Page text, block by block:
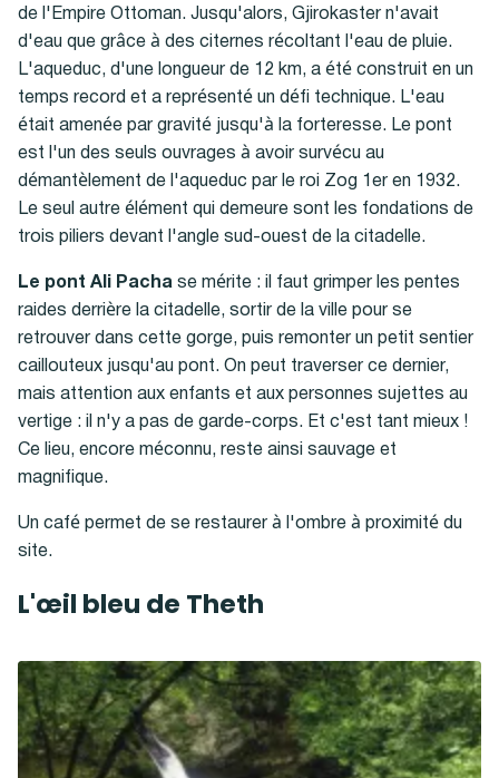
de l'Empire Ottoman. Jusqu'alors, Gjirokaster n'avait
d'eau que grâce à des citernes récoltant l'eau de pluie.
L'aqueduc, d'une longueur de 12 km, a été construit en un
temps record et a représenté un défi technique. L'eau
était amenée par gravité jusqu'à la forteresse. Le pont
est l'un des seuls ouvrages à avoir survécu au
démantèlement de l'aqueduc par le roi Zog 1er en 1932.
Le seul autre élément qui demeure sont les fondations de
trois piliers devant l'angle sud-ouest de la citadelle.
Le pont Ali Pacha se mérite : il faut grimper les pentes
raides derrière la citadelle, sortir de la ville pour se
retrouver dans cette gorge, puis remonter un petit sentier
caillouteux jusqu'au pont. On peut traverser ce dernier,
mais attention aux enfants et aux personnes sujettes au
vertige : il n'y a pas de garde-corps. Et c'est tant mieux !
Ce lieu, encore méconnu, reste ainsi sauvage et
magnifique.
Un café permet de se restaurer à l'ombre à proximité du
site.
L'œil bleu de Theth